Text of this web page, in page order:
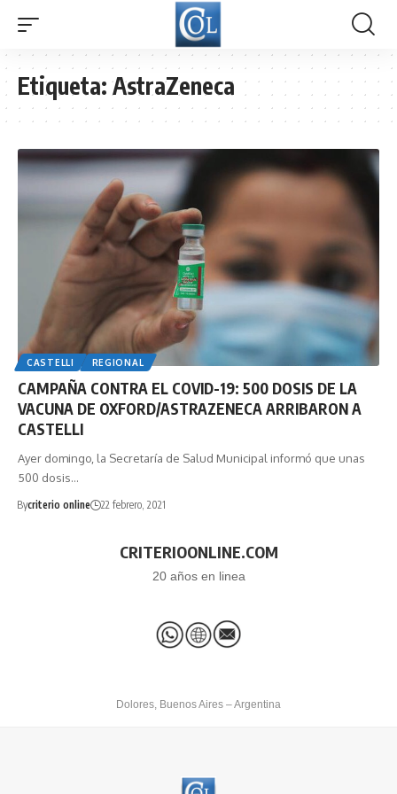
Etiqueta:AstraZeneca
CASTELLI REGIONAL
CAMPAÑA CONTRA EL COVID-19: 500 DOSIS DE LA
VACUNA DE OXFORD/ASTRAZENECA ARRIBARON A
CASTELLI
Ayer domingo, la Secretaría de Salud Municipal informó que unas
500 dosis…
Bycriterio online 22 febrero, 2021
CRITERIOONLINE.COM
20 años en linea
Dolores, Buenos Aires – Argentina